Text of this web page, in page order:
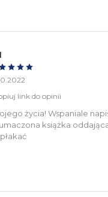
link do opinii
życia! Wspaniale
książka